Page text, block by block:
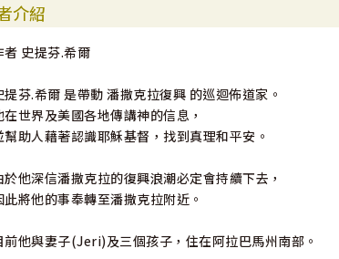
介紹
者 史提芬.希爾
提芬.希爾 是帶動 潘撒克拉復興 的巡迴佈道家。
在世界及美國各地傳講神的信息，
幫助人藉著認識耶穌基督，找到真理和平安。
於他深信潘撒克拉的復興浪潮必定會持續下去，
此將他的事奉轉至潘撒克拉附近。
前他與妻子(Jeri)及三個孩子，住在阿拉巴馬州南部。